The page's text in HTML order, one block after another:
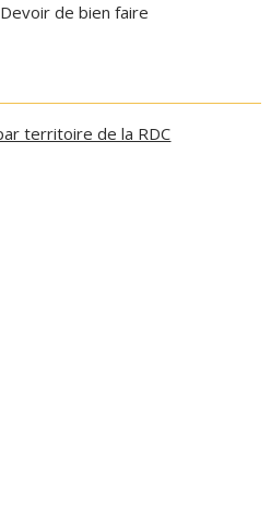
de bien faire
territoire de la RDC